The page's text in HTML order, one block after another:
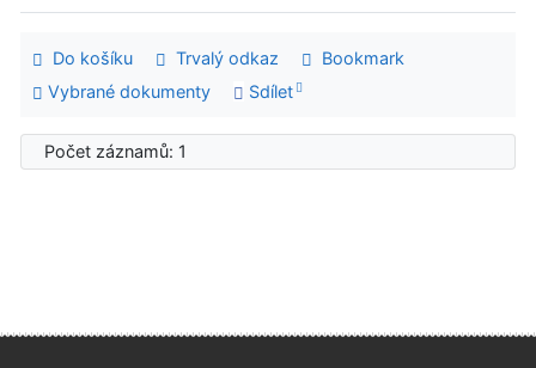
Do košíku Trvalý odkaz
Bookmark
Vybrané dokumenty
Sdílet
Počet záznamů: 1